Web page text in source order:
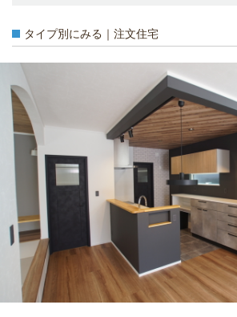
タイプ別にみる｜注文住宅